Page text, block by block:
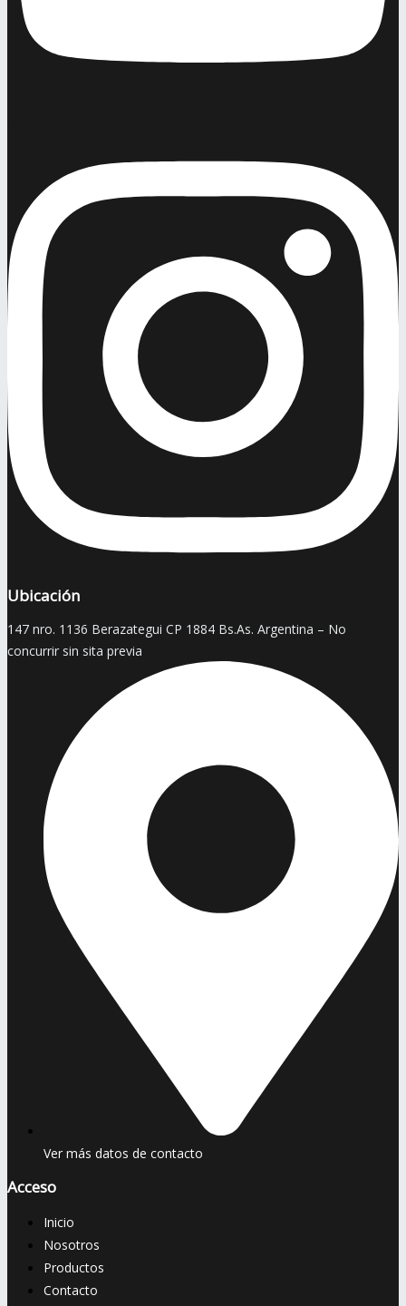
Ubicación
147 nro. 1136 Berazategui CP 1884 Bs.As. Argentina – No
concurrir sin sita previa
Ver más datos de contacto
Acceso
Inicio
Nosotros
Productos
Contacto